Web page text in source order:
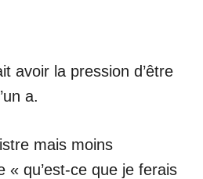
avoir la pression d’être
a.
mais moins
« qu’est-ce que je ferais